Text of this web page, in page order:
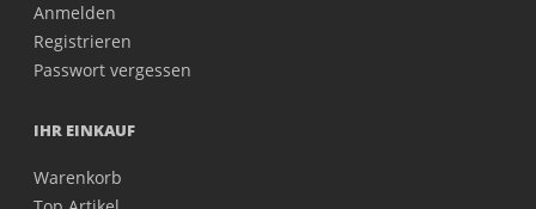
Anmelden
Registrieren
Passwort vergessen
IHR EINKAUF
Warenkorb